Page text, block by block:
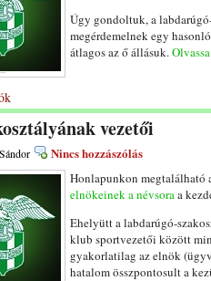
Úgy gondoltuk, a
megérdemelnek egy
átlagos az ő állásuk.
vezetői
Nincs hozzászólás
Honlapunkon megtalálható
elnökeinek a névsoraa
Ehelyütt a labdarúgó-
klub sportvezetői között
gyakorlatilag az elnök
hatalom összpontosult a